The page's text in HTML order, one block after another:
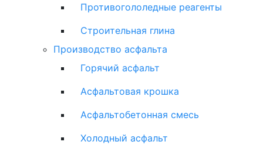
Противогололедные реагенты
Строительная глина
Производство асфальта
Горячий асфальт
Асфальтовая крошка
Асфальтобетонная смесь
Холодный асфальт